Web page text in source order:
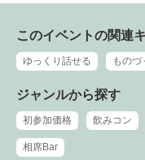
このイベントの関連
ゆっくり話せる ものづ
ジャンルから探す
初参加価格 飲みコン
相席Bar